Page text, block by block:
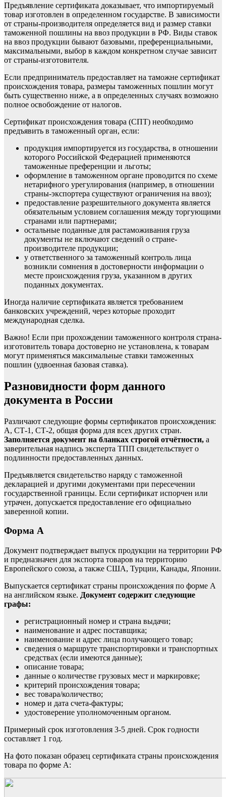
Предъявление сертификата доказывает, что импортируемый
товар изготовлен в определенном государстве. В зависимости
от страны-производителя определяется вид и размер ставки
таможенной пошлины на ввоз продукции в РФ. Виды ставок
на ввоз продукции бывают базовыми, преференциальными,
максимальными, выбор в каждом конкретном случае зависит
от страны-изготовителя.
Если предприниматель предоставляет на таможне сертификат
происхождения товара, размеры таможенных пошлин могут
быть существенно ниже, а в определенных случаях возможно
полное освобождение от налогов.
Сертификат происхождения товара (СПТ) необходимо
предъявить в таможенный орган, если:
продукция импортируется из государства, в отношении
которого Российской Федерацией применяются
таможенные преференции и льготы;
оформление в таможенном органе проводится по схеме
нетарифного урегулирования (например, в отношении
страны-экспортера существуют ограничения на ввоз);
предоставление разрешительного документа является
обязательным условием соглашения между торгующими
странами или партнерами;
остальные поданные для растаможивания груза
документы не включают сведений о стране-
производителе продукции;
у ответственного за таможенный контроль лица
возникли сомнения в достоверности информации о
месте происхождения груза, указанном в других
поданных документах.
Иногда наличие сертификата является требованием
банковских учреждений, через которые проходит
международная сделка.
Важно! Если при прохождении таможенного контроля страна-
изготовитель товара достоверно не установлена, к товарам
могут применяться максимальные ставки таможенных
пошлин (удвоенная базовая ставка).
Разновидности форм данного
документа в России
Различают следующие формы сертификатов происхождения:
А, СТ-1, СТ-2, общая форма для всех других стран.
Заполняется документ на бланках строгой отчётности, а
заверительная надпись эксперта ТПП свидетельствует о
подлинности предоставленных данных.
Предъявляется свидетельство наряду с таможенной
декларацией и другими документами при пересечении
государственной границы. Если сертификат испорчен или
утрачен, допускается предоставление его официально
заверенной копии.
Форма А
Документ подтверждает выпуск продукции на территории РФ
и предназначен для экспорта товаров на территорию
Европейского союза, а также США, Турции, Канады, Японии.
Выпускается сертификат страны происхождения по форме А
на английском языке. Документ содержит следующие
графы:
регистрационный номер и страна выдачи;
наименование и адрес поставщика;
наименование и адрес лица получающего товар;
сведения о маршруте транспортировки и транспортных
средствах (если имеются данные);
описание товара;
данные о количестве грузовых мест и маркировке;
критерий происхождения товара;
вес товара/количество;
номер и дата счета-фактуры;
удостоверение уполномоченным органом.
Примерный срок изготовления 3-5 дней. Срок годности
составляет 1 год.
На фото показан образец сертификата страны происхождения
товара по форме А: